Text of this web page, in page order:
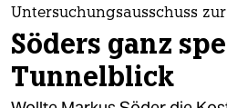
themen
politik
öko
Untersuchungsausschuss
Söders ganz
Tunnelblick